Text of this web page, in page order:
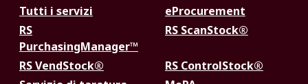
Tutti i servizi
eProcurement
RS
PurchasingManager™
RS ScanStock®
RS VendStock®
RS ControlStock®